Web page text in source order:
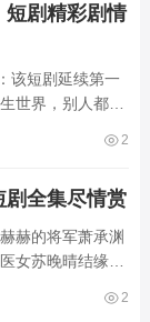
短剧精彩剧情
该短剧延续第一
世界，别人都在
心态和独特智
2
剧全集尽情赏
赫的将军萧承渊
女苏晚晴结缘。
承渊暗中护妻，
2